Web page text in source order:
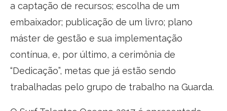
a captação de recursos; escolha de um
embaixador; publicação de um livro; plano
máster de gestão e sua implementação
contínua, e, por último, a cerimônia de
“Dedicação”, metas que já estão sendo
trabalhadas pelo grupo de trabalho na Guarda.